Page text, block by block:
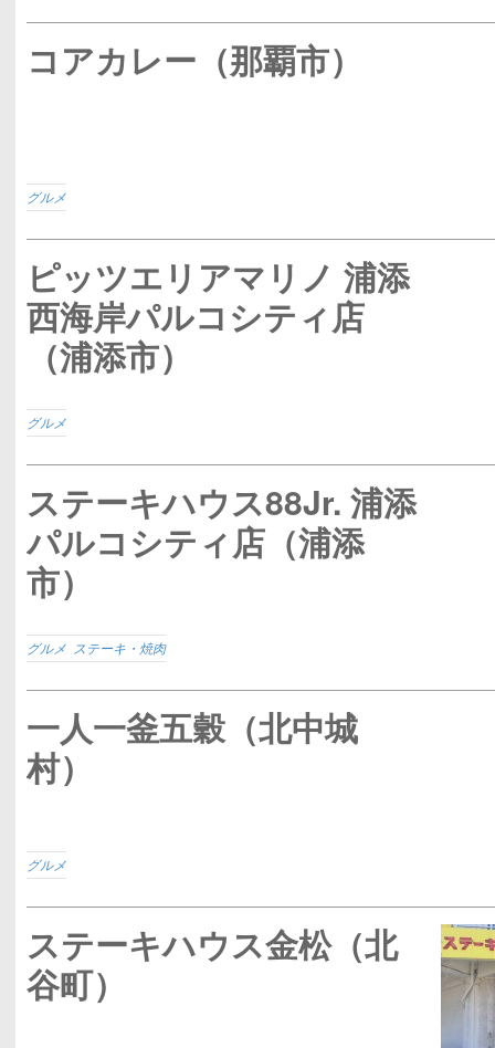
コアカレー（那覇市）
グルメ
ピッツエリアマリノ 浦添
西海岸パルコシティ店
（浦添市）
グルメ
ステーキハウス88Jr. 浦添
パルコシティ店（浦添
市）
グルメ ステーキ・焼肉
一人一釜五穀（北中城
村）
グルメ
ステーキハウス金松（北
谷町）